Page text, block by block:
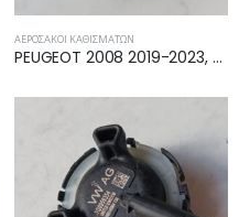
ΑΕΡΌΣΑΚΟΙ ΚΑΘΙΣΜΆΤΩΝ
PEUGEOT 2008 2019-2023, 2023- ΑΙΣΘΗΤΗΡΑΣ ΚΡΟΥΣΗΣ AIRBAG 9810268080